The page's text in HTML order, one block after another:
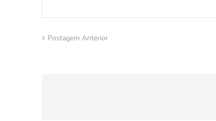
Postagem Anterior